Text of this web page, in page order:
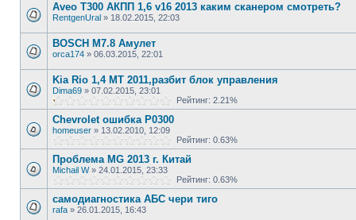
Aveo T300 АКПП 1,6 v16 2013 каким сканером смотреть?
RentgenUral » 18.02.2015, 22:03
BOSCH M7.8 Амулет
orca174 » 06.03.2015, 22:01
Kia Rio 1,4 MT 2011,разбит блок управления
Dima69 » 07.02.2015, 23:01
Рейтинг: 2.21%
Chevrolet ошибка P0300
homeuser » 13.02.2010, 12:09
Рейтинг: 0.63%
Проблема MG 2013 г. Китай
Michail W» 24.01.2015, 23:33
Рейтинг: 0.63%
самодиагностика АБС чери тиго
rafa » 26.01.2015, 16:43